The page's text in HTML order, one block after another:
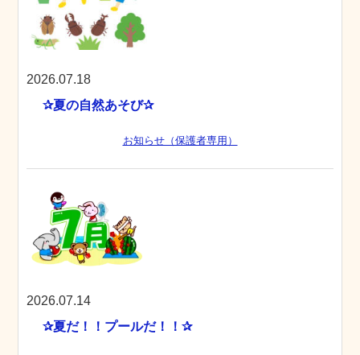
2026.07.18
✰夏の自然あそび✰
お知らせ（保護者専用）
2026.07.14
✰夏だ！！プールだ！！✰